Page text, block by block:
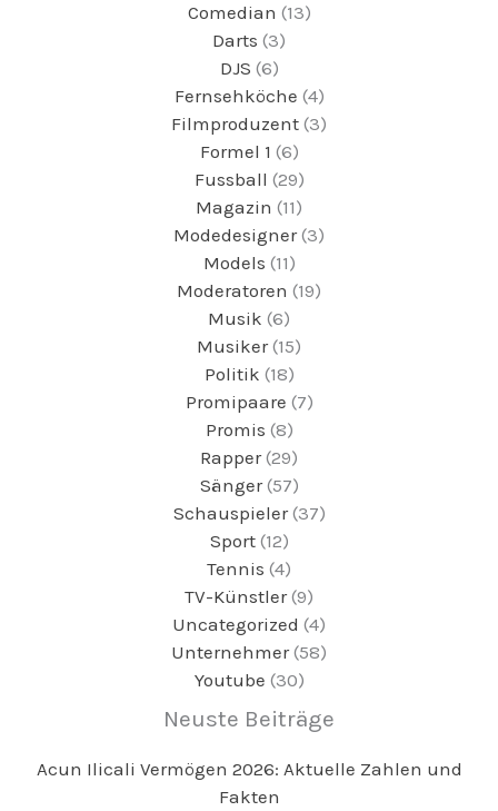
Comedian (13)
Darts (3)
DJS (6)
Fernsehköche (4)
Filmproduzent (3)
Formel 1 (6)
Fussball (29)
Magazin (11)
Modedesigner(3)
Models (11)
Moderatoren (19)
Musik (6)
Musiker(15)
Politik (18)
Promipaare (7)
Promis (8)
Rapper(29)
Sänger(57)
Schauspieler(37)
Sport(12)
Tennis (4)
TV-Künstler(9)
Uncategorized (4)
Unternehmer(58)
Youtube (30)
Neuste Beiträge
Acun Ilicali Vermögen 2026: Aktuelle Zahlen und
Fakten